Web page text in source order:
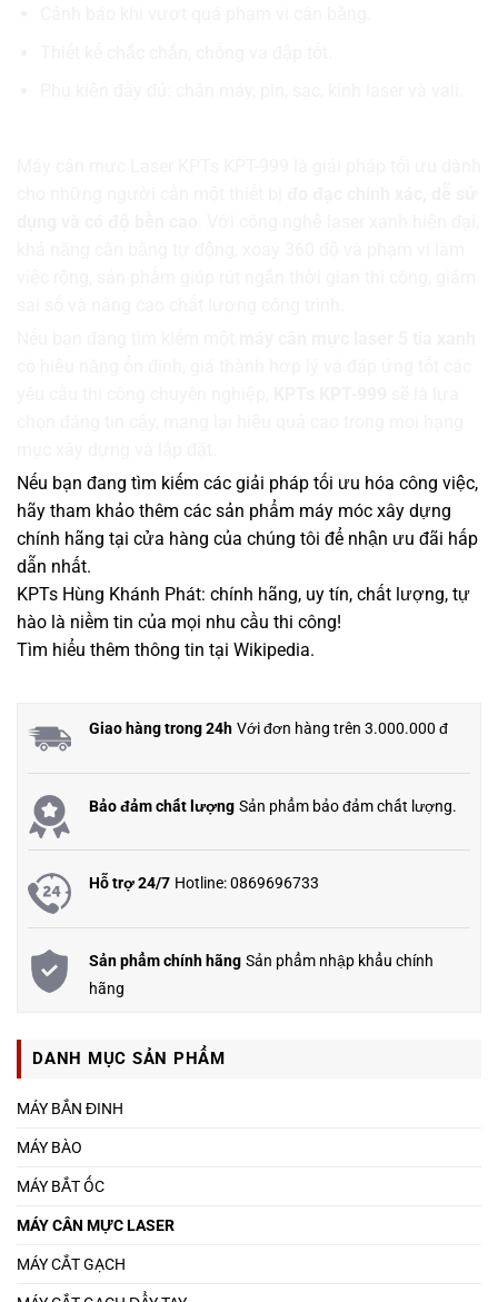
Nếu bạn đang tìm kiếm các giải pháp tối ưu hóa công việc,
hãy tham khảo thêm các sản phẩm máy móc xây dựng
chính hãng tại cửa hàng của chúng tôi để nhận ưu đãi hấp
dẫn nhất.
KPTs Hùng Khánh Phát: chính hãng, uy tín, chất lượng, tự
hào là niềm tin của mọi nhu cầu thi công!
Tìm hiểu thêm thông tin tại Wikipedia.
Giao hàng trong 24h Với đơn hàng trên 3.000.000 đ
Bảo đảm chất lượng Sản phẩm bảo đảm chất lượng.
Hỗ trợ 24/7 Hotline: 0869696733
Sản phẩm chính hãng Sản phẩm nhập khẩu chính
hãng
DANH MỤC SẢN PHẨM
MÁY BẮN ĐINH
MÁY BÀO
MÁY BẮT ỐC
MÁY CÂN MỰC LASER
MÁY CẮT GẠCH